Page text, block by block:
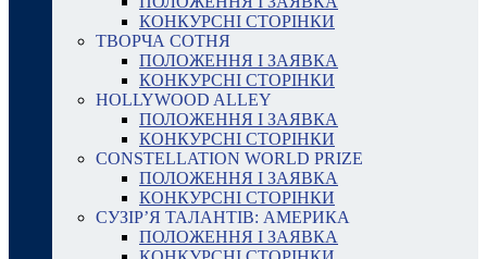
КОНКУРСНІ СТОРІНКИ
ТВОРЧА СОТНЯ
ПОЛОЖЕННЯ І ЗАЯВКА
КОНКУРСНІ СТОРІНКИ
HOLLYWOOD ALLEY
ПОЛОЖЕННЯ І ЗАЯВКА
КОНКУРСНІ СТОРІНКИ
CONSTELLATION WORLD PRIZE
ПОЛОЖЕННЯ І ЗАЯВКА
КОНКУРСНІ СТОРІНКИ
СУЗІР’Я ТАЛАНТІВ: АМЕРИКА
ПОЛОЖЕННЯ І ЗАЯВКА